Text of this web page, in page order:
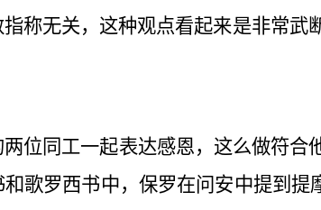
称无关，这种观点看起来是非常
两位同工一起表达感恩，这么做符
歌罗西书中，保罗在问安中提到提